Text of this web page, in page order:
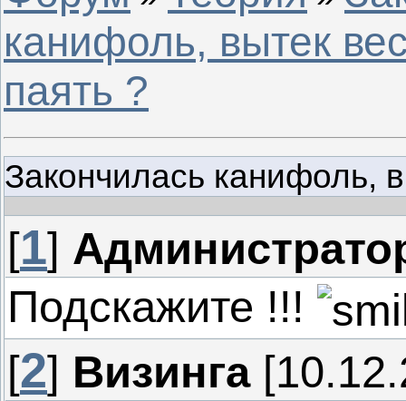
канифоль, вытек
паять ?
Закончилась канифоль,
[1]
Подскажите !!!
[2] Визинга